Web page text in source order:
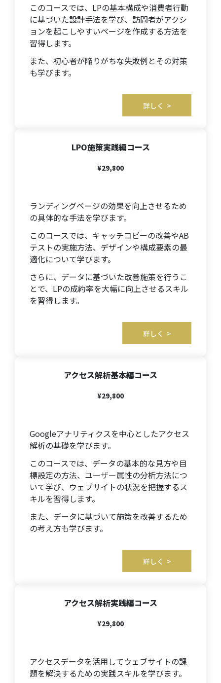
このコースでは、LPの基本構成や消費者行動
に基づいた設計手法を学び、訪問者がアクシ
ョンを起こしやすいページを作成する方法を
習得します。
また、初心者が陥りがちな失敗例とその対策
も学びます。
詳しく >
LPO施策実践編コース
¥29,800
ランディングページの効果を向上させるため
の具体的な手法を学びます。
このコースでは、キャッチコピーの改善やAB
テストの実施方法、デザインや構成要素の最
適化について学びます。
さらに、データに基づいた改善施策を行うこ
とで、LPの成約率を大幅に向上させるスキル
を習得します。
詳しく >
アクセス解析基本編コース
¥29,800
Googleアナリティクスを中心としたアクセス
解析の基礎を学びます。
このコースでは、データの基本的な見方や目
標設定の方法、ユーザー属性の分析方法につ
いて学び、ウェブサイトの状況を把握するス
キルを習得します。
また、データに基づいて施策を改善するため
の考え方も学びます。
詳しく >
アクセス解析実践編コース
¥29,800
アクセスデータを活用してウェブサイトの課
題を解決するための実践スキルを学びます。